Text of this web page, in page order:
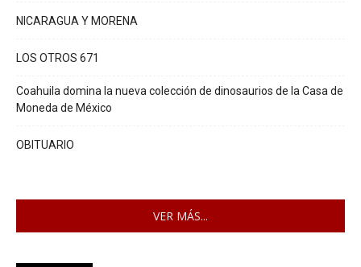
NICARAGUA Y MORENA
LOS OTROS 671
Coahuila domina la nueva colección de dinosaurios de la Casa de
Moneda de México
OBITUARIO
VER MÁS...